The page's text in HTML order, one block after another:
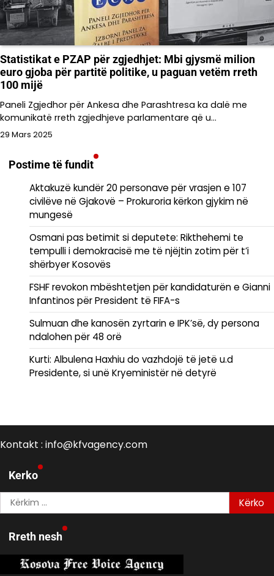
Statistikat e PZAP për zgjedhjet: Mbi gjysmë milion
euro gjoba për partitë politike, u paguan vetëm rreth
100 mijë
Paneli Zgjedhor për Ankesa dhe Parashtresa ka dalë me
komunikatë rreth zgjedhjeve parlamentare që u…
29 Mars 2025
Postime të fundit
Aktakuzë kundër 20 personave për vrasjen e 107
civilëve në Gjakovë – Prokuroria kërkon gjykim në
mungesë
Osmani pas betimit si deputete: Rikthehemi te
tempulli i demokracisë me të njëjtin zotim për t’i
shërbyer Kosovës
FSHF revokon mbështetjen për kandidaturën e Gianni
Infantinos për President të FIFA-s
Sulmuan dhe kanosën zyrtarin e IPK’së, dy persona
ndalohen për 48 orë
Kurti: Albulena Haxhiu do vazhdojë të jetë u.d
Presidente, si unë Kryeministër në detyrë
Kontakt : info@kfvagency.com
Kerko
Kërko
për:
Rreth nesh